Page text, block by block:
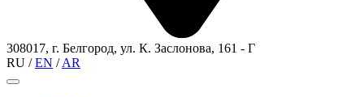
308017, г. Белгород, ул. К. Заслонова, 161 - Г
RU /EN /AR